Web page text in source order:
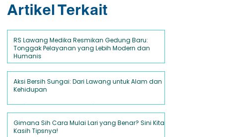
Artikel Terkait
Cari Artikel Terkait
RS Lawang Medika Resmikan Gedung Baru:
Tonggak Pelayanan yang Lebih Modern dan
Humanis
20 Jan 2 menit membaca
Aksi Bersih Sungai: Dari Lawang untuk Alam dan
Kehidupan
6 Okt 2025 2 menit membaca
Gimana Sih Cara Mulai Lari yang Benar? Sini Kita
Kasih Tipsnya!